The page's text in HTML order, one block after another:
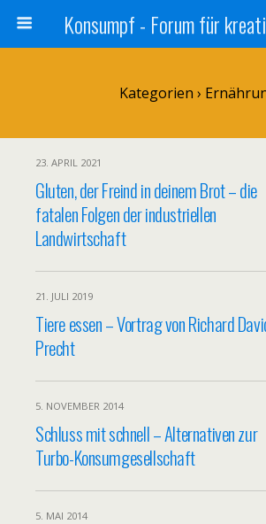
Kategorien ›
23. APRIL 2021
Gluten, der Freind in deinem Brot – die
fatalen Folgen der industriellen
Landwirtschaft
21. JULI 2019
Tiere essen – Vortrag von Richard
Precht
5. NOVEMBER 2014
Schluss mit schnell – Alternativen zur
Turbo-Konsumgesellschaft
5. MAI 2014